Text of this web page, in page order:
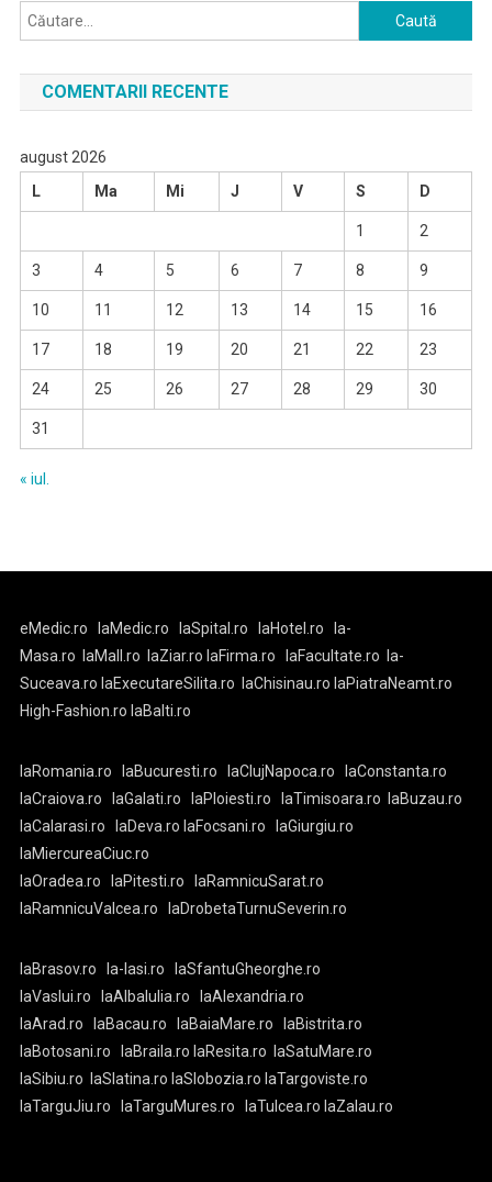
Caută
după:
COMENTARII RECENTE
august 2026
L
Ma Mi J V S D
1 2
3 4 5 6 7 8 9
10 11 12 13 14 15 16
17 18 19 20 21 22 23
24 25 26 27 28 29 30
31
« iul.
eMedic.ro laMedic.ro laSpital.ro laHotel.ro
la-
Masa.ro
laMall.ro laZiar.ro laFirma.ro laFacultate.ro
la-
Suceava.ro laExecutareSilita.ro laChisinau.ro laPiatraNeamt.ro
High-Fashion.ro laBalti.ro
laRomania.ro laBucuresti.ro laClujNapoca.ro
laConstanta.ro
laCraiova.ro
laGalati.ro laPloiesti.ro laTimisoara.ro
laBuzau.ro
laCalarasi.ro
laDeva.ro laFocsani.ro
laGiurgiu.ro
laMiercureaCiuc.ro
laOradea.ro
laPitesti.ro
laRamnicuSarat.ro
laRamnicuValcea.ro
laDrobetaTurnuSeverin.ro
laBrasov.ro la-Iasi.ro
laSfantuGheorghe.ro
laVaslui.ro
laAlbaIulia.ro
laAlexandria.ro
laArad.ro
laBacau.ro laBaiaMare.ro
laBistrita.ro
laBotosani.ro
laBraila.ro laResita.ro
laSatuMare.ro
laSibiu.ro
laSlatina.ro laSlobozia.ro laTargoviste.ro
laTarguJiu.ro
laTarguMures.ro laTulcea.ro laZalau.ro